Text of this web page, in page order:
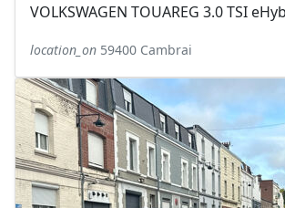
location_on 59400 Cambrai